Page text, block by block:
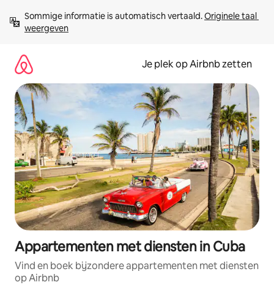
direct
naar
Sommige informatie is automatisch vertaald. Originele taal
weergeven
Je plek op Airbnb zetten
Appartementen met diensten in Cuba
Vind en boek bijzondere appartementen met diensten
op Airbnb